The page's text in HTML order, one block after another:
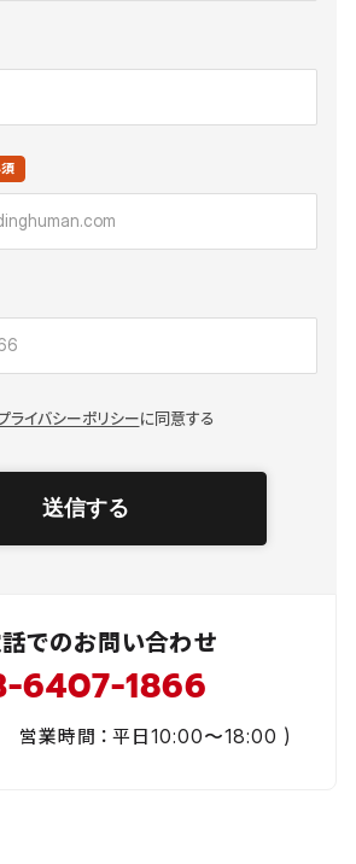
ライバシーポリシーに同意する
送信する
でのお問い合わせ
6407-1866
営業時間：平日10:00〜18:00 )